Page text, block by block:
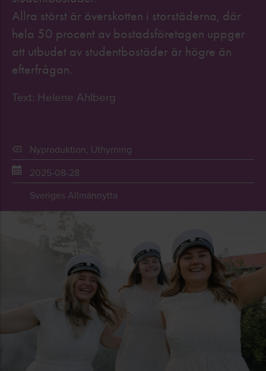
Allra störst är överskotten i storstäderna, där
hela 50 procent av bostadsföretagen uppger
att utbudet av studentbostäder är högre än
efterfrågan.
Text: Helene Ahlberg
Nyproduktion, Uthyrning
2025-08-28
Sveriges Allmännytta